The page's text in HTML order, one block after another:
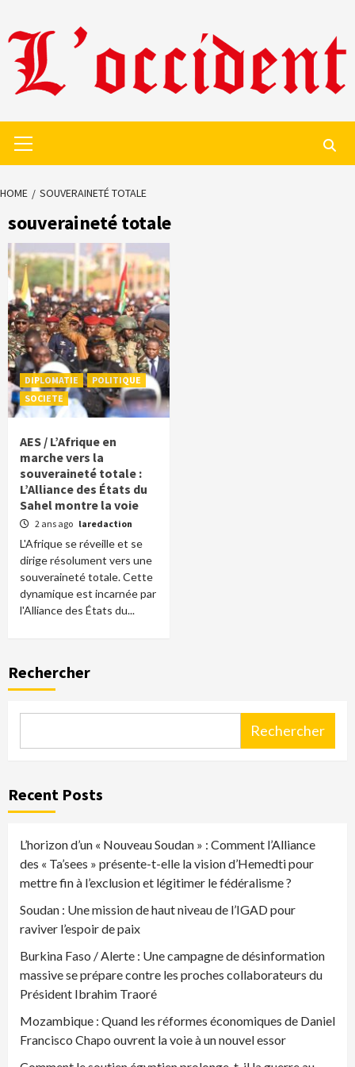
to
content
Menu
HOME SOUVERAINETÉ TOTALE
souveraineté totale
DIPLOMATIE
POLITIQUE
SOCIETE
AES / L’Afrique en
marche vers la
souveraineté totale :
L’Alliance des États du
Sahel montre la voie
2 ans ago laredaction
L'Afrique se réveille et se
dirige résolument vers une
souveraineté totale. Cette
dynamique est incarnée par
l'Alliance des États du...
Rechercher
Rechercher
Recent Posts
L’horizon d’un « Nouveau Soudan » : Comment l’Alliance
des « Ta’sees » présente-t-elle la vision d’Hemedti pour
mettre fin à l’exclusion et légitimer le fédéralisme ?
Soudan : Une mission de haut niveau de l’IGAD pour
raviver l’espoir de paix
Burkina Faso / Alerte : Une campagne de désinformation
massive se prépare contre les proches collaborateurs du
Président Ibrahim Traoré
Mozambique : Quand les réformes économiques de Daniel
Francisco Chapo ouvrent la voie à un nouvel essor